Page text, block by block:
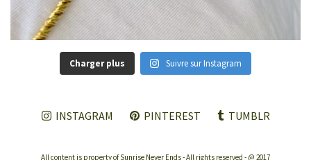
Charger plus Suivre sur Instagram
INSTAGRAM PINTEREST TUMBLR
All content is property of Sunrise Never Ends - All rights reserved - @ 2017